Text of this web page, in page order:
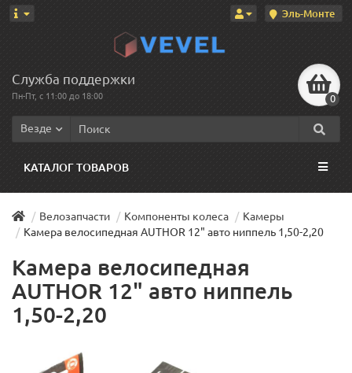
Эль-Монте
Служба поддержки
Пн-Пт, с 11:00 до 18:00 0
Везде
КАТАЛОГ ТОВАРОВ
Велозапчасти Компоненты колеса
Камеры
Камера велосипедная AUTHOR 12" авто ниппель 1,50-2,20
Камера велосипедная
AUTHOR 12" авто ниппель
1,50-2,20